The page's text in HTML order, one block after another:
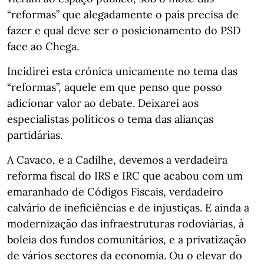
“reformas” que alegadamente o país precisa de
fazer e qual deve ser o posicionamento do PSD
face ao Chega.
Incidirei esta crónica unicamente no tema das
“reformas”, aquele em que penso que posso
adicionar valor ao debate. Deixarei aos
especialistas políticos o tema das alianças
partidárias.
A Cavaco, e a Cadilhe, devemos a verdadeira
reforma fiscal do IRS e IRC que acabou com um
emaranhado de Códigos Fiscais, verdadeiro
calvário de ineficiências e de injustiças. E ainda a
modernização das infraestruturas rodoviárias, à
boleia dos fundos comunitários, e a privatização
de vários sectores da economia. Ou o elevar do